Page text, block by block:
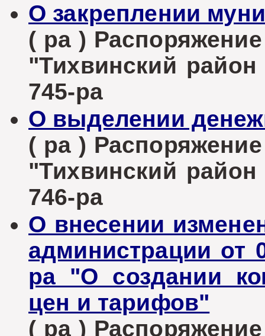
О закреплении
( ра )
"Тихвинский
745-ра
О выделении
( ра )
"Тихвинский
746-ра
О внесении
администрации от
ра "О создании
цен и тарифов"
( ра )